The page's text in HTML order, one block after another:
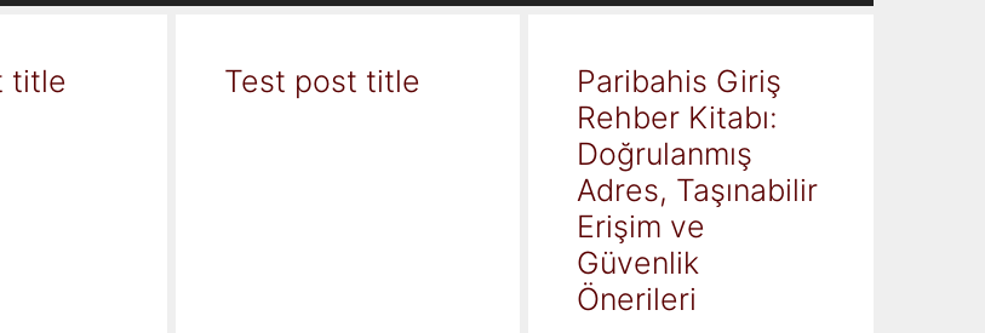
title Test post title
Paribahis Giriş
Rehber Kitabı:
Doğrulanmış
Adres, Taşınabilir
Erişim ve
Güvenlik
Önerileri